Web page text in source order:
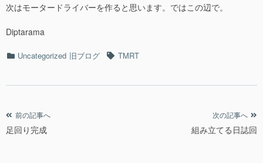
次はモータードライバーを作ると思います。ではこの辺で。
Diptarama
カ Uncategorized 旧ブログ
タ TMRT
投
稿
前の記事へ
足回り完成
次の記事へ
組み立てる日誌回